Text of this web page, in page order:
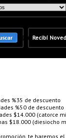
� � Recibí
%35 de descuento
%50 de descuento
$14.000 (catorce
$18.000 (diesiocho
te haremos